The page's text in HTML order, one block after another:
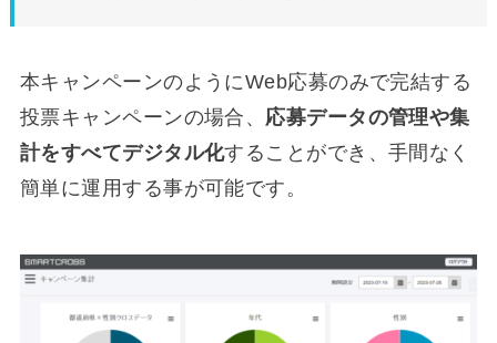
本キャンペーンのようにWeb応募のみで完結する
投票キャンペーンの場合、 応募データの管理や集
計をすべてデジタル化することができ、手間なく
簡単に運用する事が可能です。